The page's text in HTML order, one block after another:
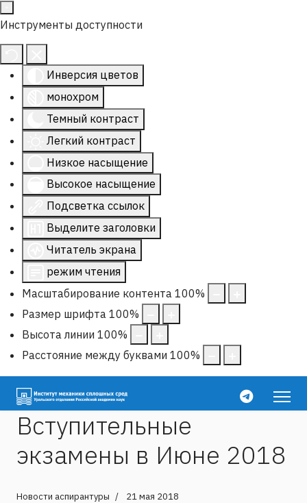
Инструменты доступности
Инверсия цветов
монохром
Темный контраст
Легкий контраст
Низкое насыщение
Высокое насыщение
Подсветка ссылок
Выделите заголовки
Читатель экрана
режим чтения
Масштабирование контента 100%
Размер шрифта 100%
Высота линии 100%
Расстояние между буквами 100%
Вступительные
экзамены в Июне 2018
Новости аспирантуры 21 мая 2018